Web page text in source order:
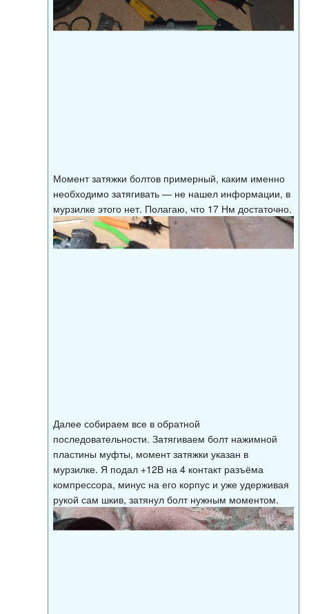
Момент затяжки болтов примерный, каким именно
необходимо затягивать — не нашел информации, в
мурзилке этого нет. Полагаю, что 17 Нм достаточно.
Далее собираем все в обратной
последовательности. Затягиваем болт нажимной
пластины муфты, момент затяжки указан в
мурзилке. Я подал +12В на 4 контакт разъёма
компрессора, минус на его корпус и уже удерживая
рукой сам шкив, затянул болт нужным моментом.